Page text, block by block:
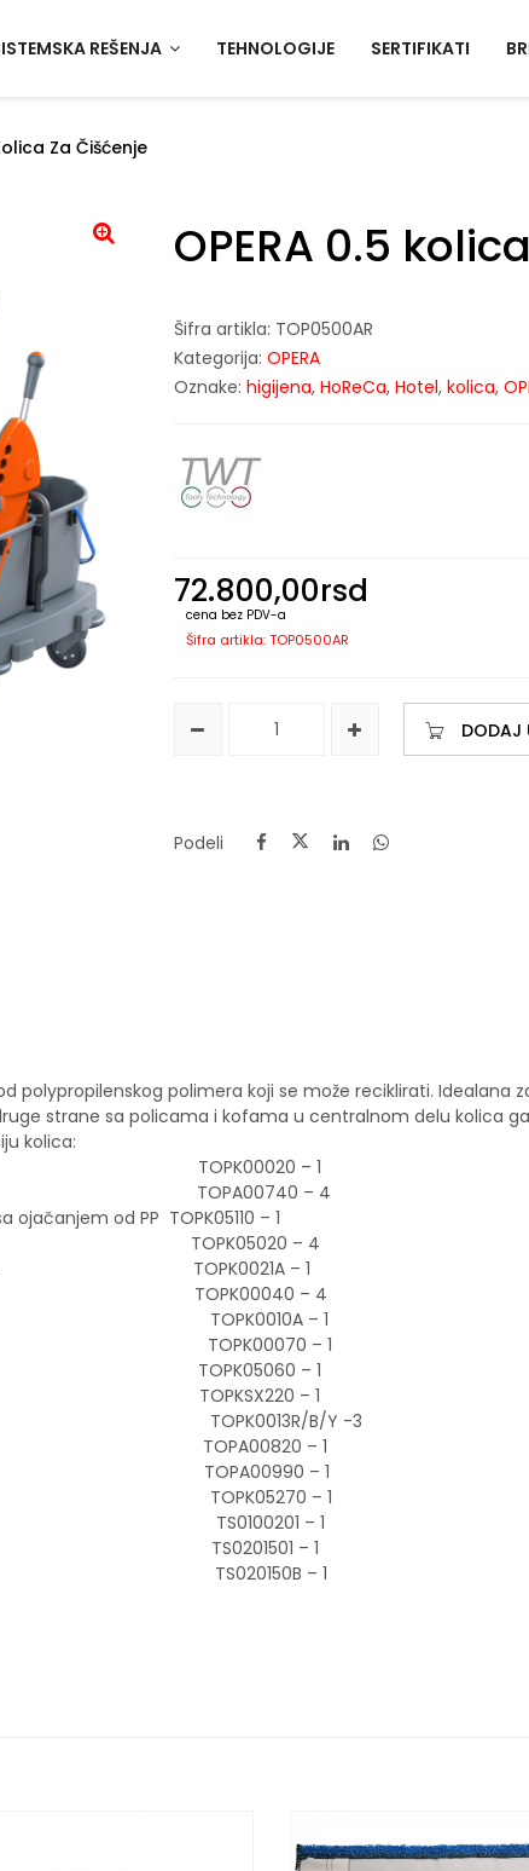
REŠENJA TEHNOLOGIJE SERTIFIKATI
Za Čišćenje
OPERA 0.5
Šifra artikla: TOP0500AR
Kategorija: OPERA
Oznake: higijena, HoReCa, Hotel, kolica,
72.800,00rsd
cena bez PDV-a
Šifra artikla: TOP0500AR
DODAJ
Podeli
polimera koji se može reciklirati. Idealana
strane sa policama i kofama u centralnom delu kolica
kolica:
TOPK00020 – 1
– TOPA00740 – 4
od PP TOPK05110 – 1
– TOPK05020 – 4
ček liste – TOPK0021A – 1
– TOPK00040 – 4
– 1
TOPK00070 – 1
– TOPK05060 – 1
leva TOPKSX220 – 1
TOPK0013R/B/Y -3
– TOPA00820 – 1
a – TOPA00990 – 1
TOPK05270 – 1
TS0100201 – 1
TS0201501 – 1
– 1